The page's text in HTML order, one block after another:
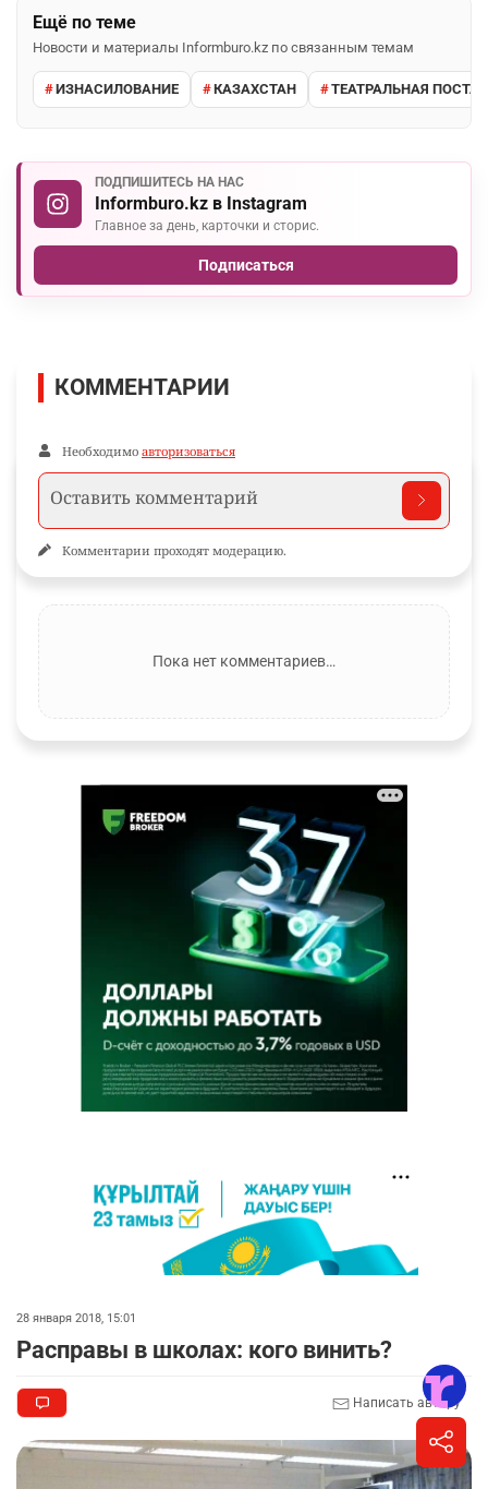
Ещё по теме
Новости и материалы Informburo.kz по связанным темам
ИЗНАСИЛОВАНИЕ КАЗАХСТАН ТЕАТРАЛЬНАЯ
ПОДПИШИТЕСЬ НА НАС
Informburo.kz в Instagram
Главное за день, карточки и сторис.
Подписаться
КОММЕНТАРИИ
Необходимо авторизоваться
Комментарии проходят модерацию.
Пока нет комментариев…
28 января 2018, 15:01
Расправы в школах: кого винить?
Написать автору